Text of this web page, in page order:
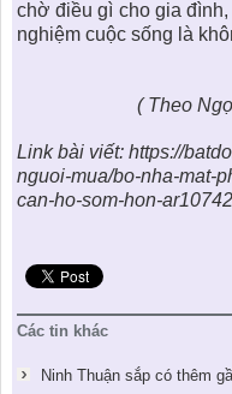
chờ điều gì cho gia
nghiệm cuộc sống là
( Theo
Link bài viết: https://
nguoi-mua/bo-nha-mat-
can-ho-som-hon-
Các tin khác
Ninh Thuận sắp có thêm